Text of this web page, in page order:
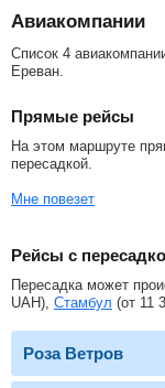
Авиакомпании
Список 4
Ереван.
Прямые рейсы
На этом маршруте
пересадкой.
Мне повезет
Рейсы с
Пересадка может
UAH), Стамбул (от 11
Роза Ветров